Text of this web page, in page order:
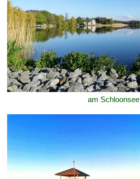
am Schloonsee